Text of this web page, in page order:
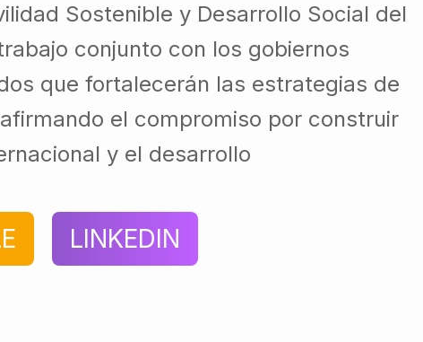
Sostenible y Desarrollo Social del
conjunto con los gobiernos
que fortalecerán las estrategias de
el compromiso por construir
y el desarrollo
LINKEDIN